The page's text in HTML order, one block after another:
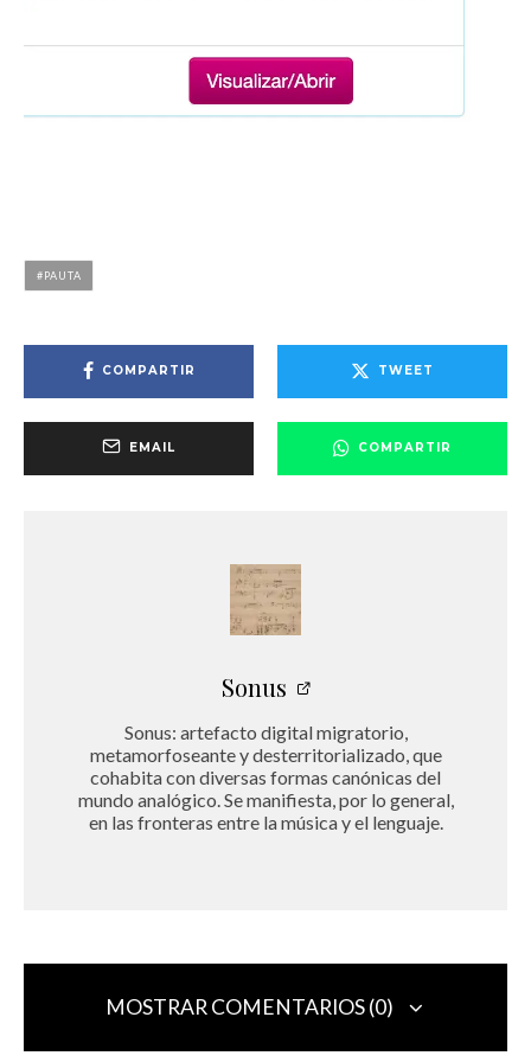
PAUTA
COMPARTIR TWEET
EMAIL COMPARTIR
Sonus
Sonus: artefacto digital migratorio,
metamorfoseante y desterritorializado, que
cohabita con diversas formas canónicas del
mundo analógico. Se manifiesta, por lo general,
en las fronteras entre la música y el lenguaje.
MOSTRAR COMENTARIOS (0)